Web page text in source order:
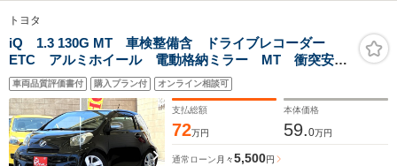
トヨタ
iQ 1.3 130G MT 車検整備含 ドライブレコーダー
ETC アルミホイール 電動格納ミラー MT 衝突安全
ボディ ABS ESC CD ミュージックプレイヤー接続
可 エアコン パワーステアリング パワーウィンド
ウ 運転席エアバッグ
車両品質評価書付 購入プラン付 オンライン相談可
支払総額
72万円
本体価格
59.0万円
通常ローン 月々5,500円